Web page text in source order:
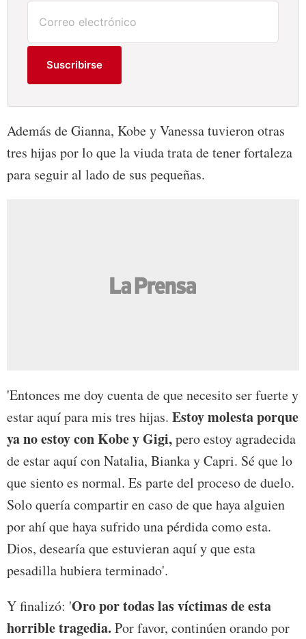
Suscribirse
Además de Gianna, Kobe y Vanessa tuvieron otras
tres hijas por lo que la viuda trata de tener fortaleza
para seguir al lado de sus pequeñas.
'Entonces me doy cuenta de que necesito ser fuerte y
estar aquí para mis tres hijas. Estoy molesta porque
ya no estoy con Kobe y Gigi,pero estoy agradecida
de estar aquí con Natalia, Bianka y Capri. Sé que lo
que siento es normal. Es parte del proceso de duelo.
Solo quería compartir en caso de que haya alguien
por ahí que haya sufrido una pérdida como esta.
Dios, desearía que estuvieran aquí y que esta
pesadilla hubiera terminado'.
Y finalizó: 'Oro por todas las víctimas de esta
horrible tragedia. Por favor, continúen orando por